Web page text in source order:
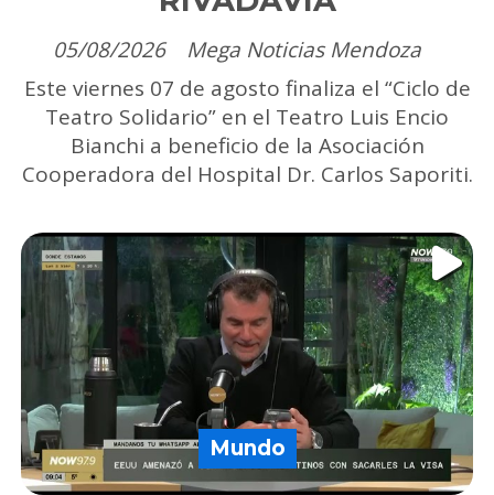
Mega Noticias Mendoza
05/08/2026
Este viernes 07 de agosto finaliza el “Ciclo de
Teatro Solidario” en el Teatro Luis Encio
Bianchi a beneficio de la Asociación
Cooperadora del Hospital Dr. Carlos Saporiti.
Mundo